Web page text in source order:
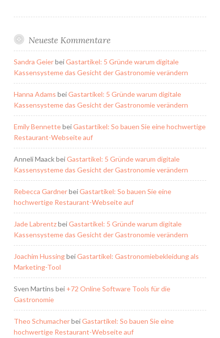
Neueste Kommentare
Sandra GeierbeiGastartikel: 5 Gründe warum digitale
Kassensysteme das Gesicht der Gastronomie verändern
Hanna Adams beiGastartikel: 5 Gründe warum digitale
Kassensysteme das Gesicht der Gastronomie verändern
Emily BennettebeiGastartikel: So bauen Sie eine hochwertige
Restaurant-Webseite auf
Anneli MaackbeiGastartikel: 5 Gründe warum digitale
Kassensysteme das Gesicht der Gastronomie verändern
Rebecca GardnerbeiGastartikel: So bauen Sie eine
hochwertige Restaurant-Webseite auf
Jade LabrentzbeiGastartikel: 5 Gründe warum digitale
Kassensysteme das Gesicht der Gastronomie verändern
Joachim HussingbeiGastartikel: Gastronomiebekleidung als
Marketing-Tool
Sven Martins bei +72 Online Software Tools für die
Gastronomie
Theo SchumacherbeiGastartikel: So bauen Sie eine
hochwertige Restaurant-Webseite auf